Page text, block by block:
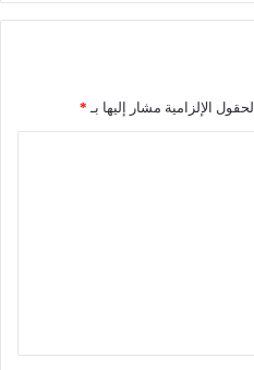
الحقول الإلزامية مشار إليها بـ *